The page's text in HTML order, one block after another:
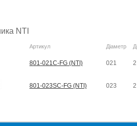
NTI
Артикул Діаметр
801-021C-FG (NTI) 021
801-023SC-FG (NTI) 023